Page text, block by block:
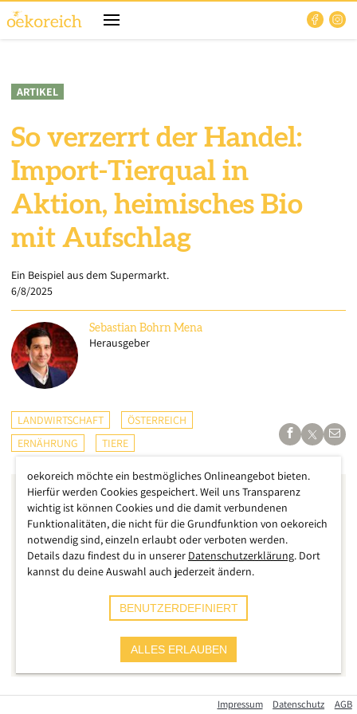
ARTIKEL
So verzerrt der Handel:
Import-Tierqual in
Aktion, heimisches Bio
mit Aufschlag
Ein Beispiel aus dem Supermarkt.
6/8/2025
Sebastian Bohrn Mena
Herausgeber
LANDWIRTSCHAFT
ÖSTERREICH
ERNÄHRUNG
TIERE
Ich gehe ja mit offenen Augen durch die Fleischabteilungen
Impressum Datenschutz AGB
oekoreich möchte ein bestmögliches Onlineangebot bieten.
Hierfür werden Cookies gespeichert. Weil uns Transparenz
wichtig ist können Cookies und die damit verbundenen
Funktionalitäten, die nicht für die Grundfunktion von oekoreich
notwendig sind, einzeln erlaubt oder verboten werden.
Details dazu findest du in unserer Datenschutzerklärung. Dort
kannst du deine Auswahl auch jederzeit ändern.
BENUTZERDEFINIERT
ALLES ERLAUBEN